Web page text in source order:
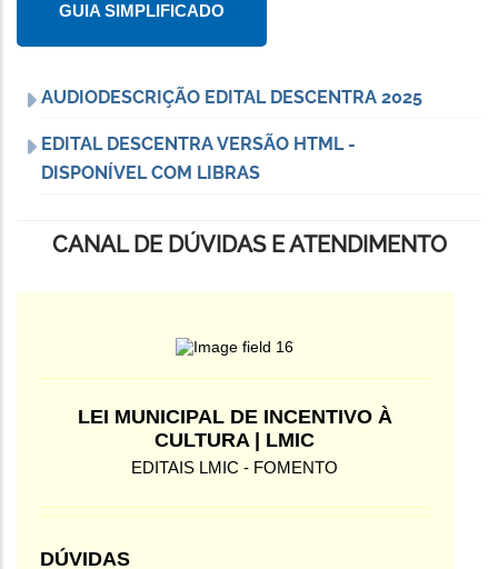
GUIA SIMPLIFICADO
AUDIODESCRIÇÃO EDITAL DESCENTRA 2025
EDITAL DESCENTRA VERSÃO HTML -
DISPONÍVEL COM LIBRAS
CANAL DE DÚVIDAS E ATENDIMENTO